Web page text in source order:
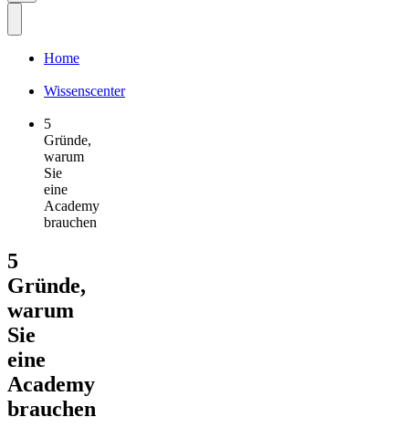
Home
Wissenscenter
5
Gründe,
warum
Sie
eine
Academy
brauchen
5
Gründe,
warum
Sie
eine
Academy
brauchen